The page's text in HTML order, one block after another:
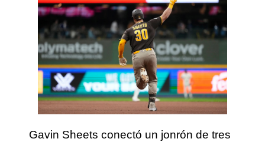
Gavin Sheets conectó un jonrón de tres